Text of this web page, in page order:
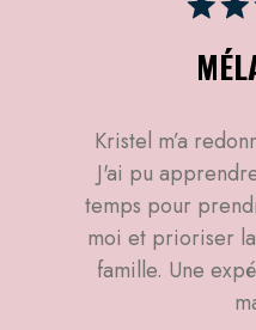
Kristel m’a
J'ai pu
temps pour
moi et prioriser
famille. Une